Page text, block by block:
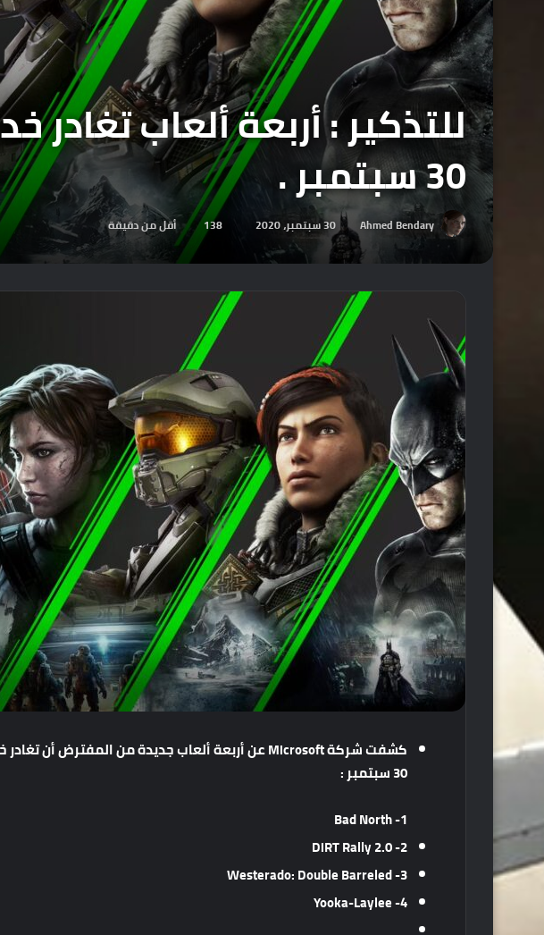
30 سبتمبر .
Ahmed Bendary 30 سبتمبر، 2020 138 أقل من دقيقة
30 سبتمبر :
1-
Bad North
2-
DiRT Rally 2.0
3-
Westerado: Double Barreled
4-
Yooka-Laylee